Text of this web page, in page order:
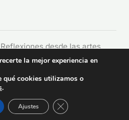
desde las artes
la mejor experiencia en
qué cookies utilizamos o
.
Ajustes CERRAR EL